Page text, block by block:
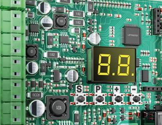
Vleugelhek Openers
Vleugelpoort Openers
Openslaande deuren